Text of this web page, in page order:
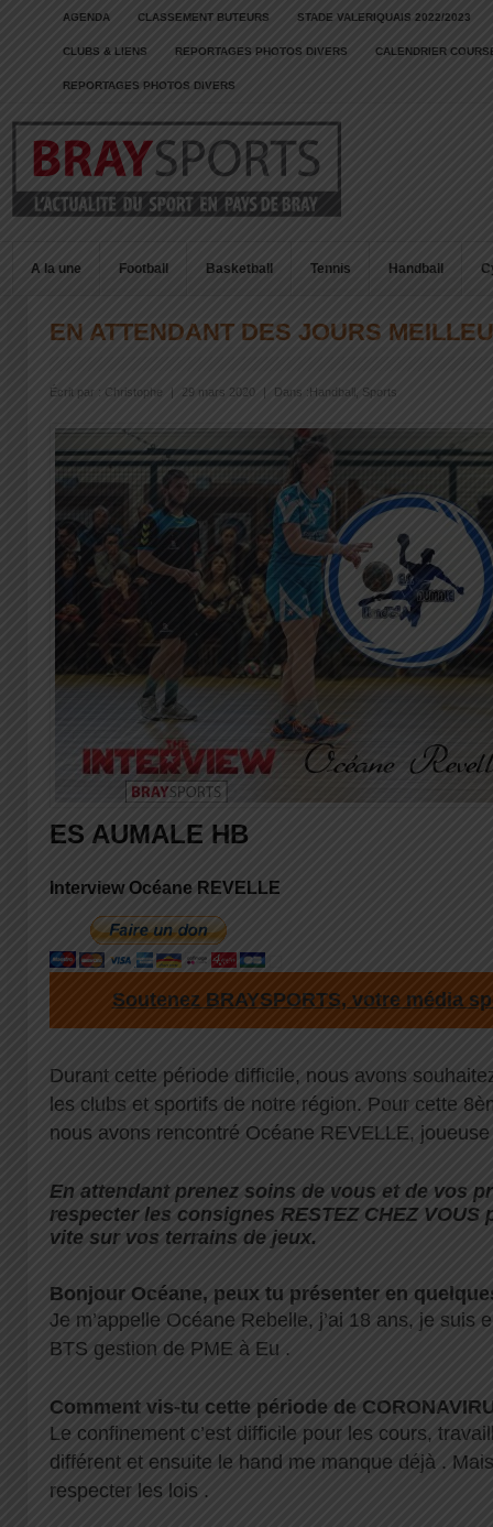
AGENDA CLASSEMENT BUTEURS STADE VALERIQUAIS 2022/2023
CLUBS & LIENS REPORTAGES PHOTOS DIVERS CALENDRIER
REPORTAGES PHOTOS DIVERS
A la une Football Basketball Tennis Handball
EN ATTENDANT DES JOURS
Écrit par : Christophe 29 mars 2020 Dans : Handball Sports
ES AUMALE HB
Interview Océane REVELLE
Soutenez BRAYSPORTS, votre média
Durant cette période difficile, nous avons
les clubs et sportifs de notre région. Pour cette
nous avons rencontré Océane REVELLE, joueuse
En attendant prenez soins de vous et de vos
respecter les consignes RESTEZ CHEZ
vite sur vos terrains de jeux.
Bonjour Océane, peux tu présenter en
Je m’appelle Océane Rebelle, j’ai 18 ans, je suis
BTS gestion de PME à Eu .
Comment vis-tu cette période de
Le confinement c’est difficile pour les cours,
différent et ensuite le hand me manque déjà .
respecter les lois .